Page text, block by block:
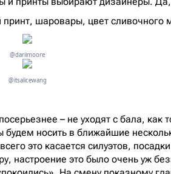
принт, шаровары, цвет сливочного
@dariimoore
@itsalicewang
– не уходят с бала,
будем носить в ближайшие
это касается силуэтов,
настроение это было очень уж